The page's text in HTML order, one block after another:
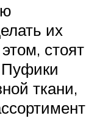
их
стоят
Пуфики
ткани,